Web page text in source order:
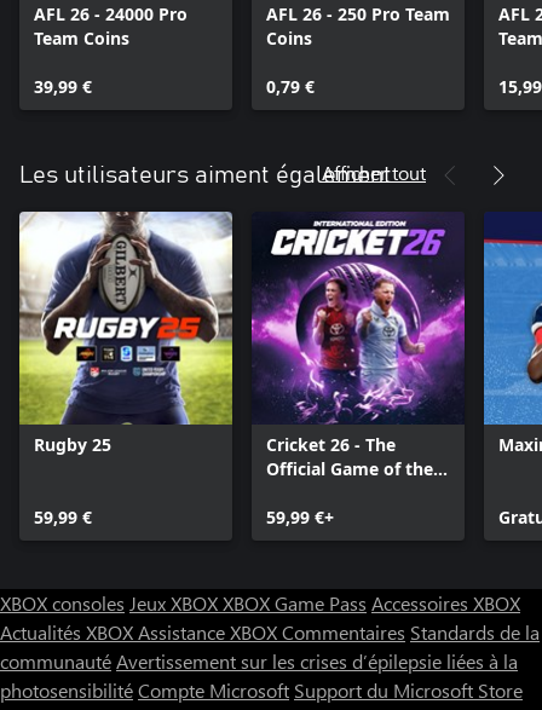
AFL 26 - 24000 Pro
Team Coins
39,99 €
AFL 26 - 250 Pro Team
Coins
0,79 €
AFL
Les utilisateurs aiment également
Afficher tout
Rugby 25
59,99 €
Cricket 26 - The
Official Game of the
59,99 €+
XBOX consoles Jeux XBOXXBOX Game Pass Accessoires XBOX
Actualités XBOXAssistance XBOXCommentaires Standards de la
communautéAvertissement sur les crises d’épilepsie liées à la
photosensibilitéCompte Microsoft Support du Microsoft Store